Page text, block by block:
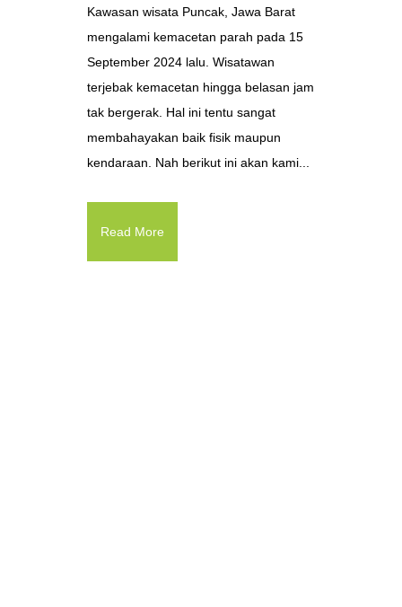
Kawasan wisata Puncak, Jawa Barat
mengalami kemacetan parah pada 15
September 2024 lalu. Wisatawan
terjebak kemacetan hingga belasan jam
tak bergerak. Hal ini tentu sangat
membahayakan baik fisik maupun
kendaraan. Nah berikut ini akan kami...
Read More